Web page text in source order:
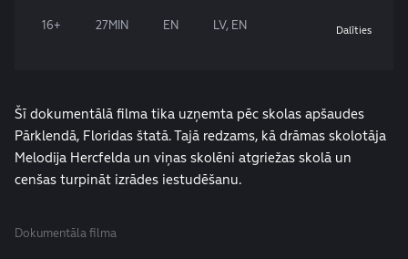
16+ 27MIN EN LV, EN Dalīties
Šī dokumentālā filma tika uzņemta pēc skolas apšaudes
Pārklendā, Floridas štatā. Tajā redzams, kā drāmas skolotāja
Melodija Hercfelda un viņas skolēni atgriežas skolā un
cenšas turpināt izrādes iestudēšanu.
Dokumentāla filma